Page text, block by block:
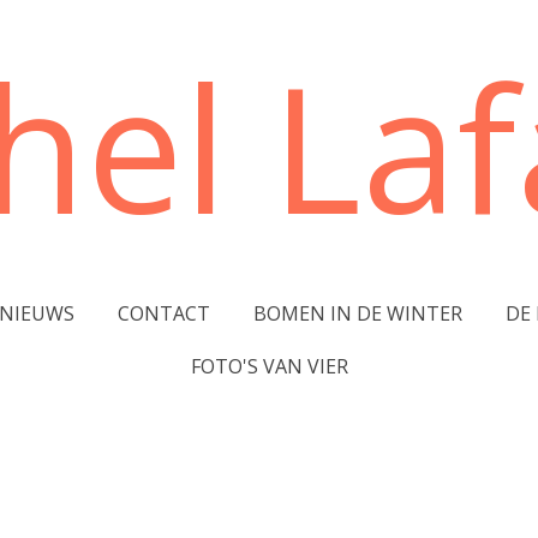
NIEUWS CONTACT BOMEN IN DE WINTER
DE
FOTO'S VAN VIER